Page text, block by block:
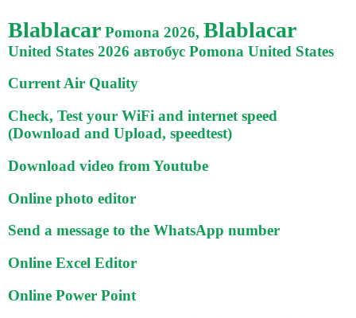
Blablacar Pomona 2026, Blablacar
United States 2026 автобус Pomona United States
Current Air Quality
Check, Test your WiFi and internet speed
(Download and Upload, speedtest)
Download video from Youtube
Online photo editor
Send a message to the WhatsApp number
Online Excel Editor
Online Power Point